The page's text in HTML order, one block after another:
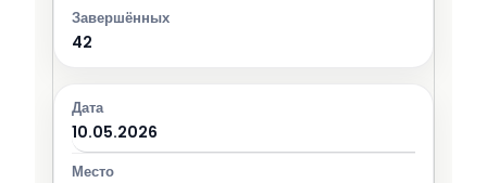
42
10.05.2026